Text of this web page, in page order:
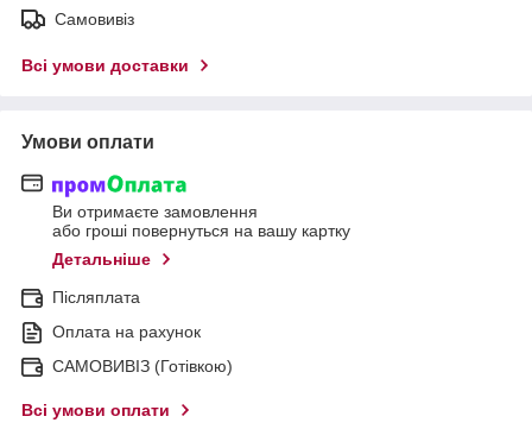
Самовивіз
Всі умови доставки
Умови оплати
Ви отримаєте замовлення
або гроші повернуться на вашу картку
Детальніше
Післяплата
Оплата на рахунок
САМОВИВІЗ (Готівкою)
Всі умови оплати